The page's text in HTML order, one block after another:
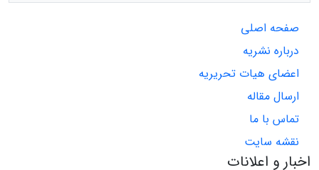
صفحه اصلی
درباره نشریه
اعضای هیات تحریریه
ارسال مقاله
تماس با ما
نقشه سایت
اخبار و اعلانات